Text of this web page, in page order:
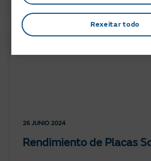
ACTUALIDAD
26 JUNIO 2024
Rendimiento de Placas
Rexeitar todo